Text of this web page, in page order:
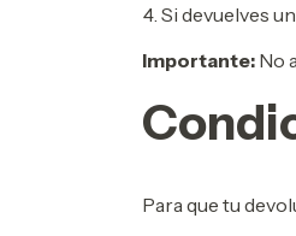
Si devuelves
Importante: No
Para que tu